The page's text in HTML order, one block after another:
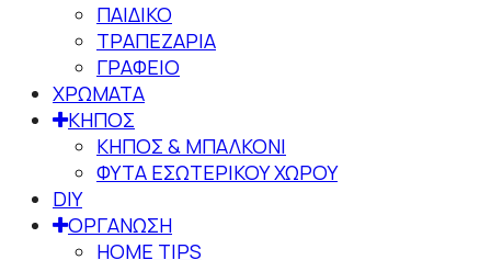
ΠΑΙΔΙΚΟ
ΤΡΑΠΕΖΑΡΙΑ
ΓΡΑΦΕΙΟ
ΧΡΩΜΑΤΑ
ΚΗΠΟΣ
ΚΗΠΟΣ & ΜΠΑΛΚΟΝΙ
ΦΥΤΑ ΕΣΩΤΕΡΙΚΟΥ ΧΩΡΟΥ
DIY
ΟΡΓΑΝΩΣΗ
HOME TIPS